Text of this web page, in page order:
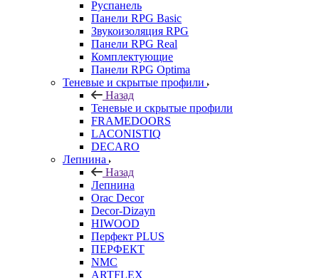
Руспанель
Панели RPG Basic
Звукоизоляция RPG
Панели RPG Real
Комплектующие
Панели RPG Optima
Теневые и скрытые профили
Назад
Теневые и скрытые профили
FRAMEDOORS
LACONISTIQ
DECARO
Лепнина
Назад
Лепнина
Orac Decor
Decor-Dizayn
HIWOOD
Перфект PLUS
ПЕРФЕКТ
NMC
ARTFLEX